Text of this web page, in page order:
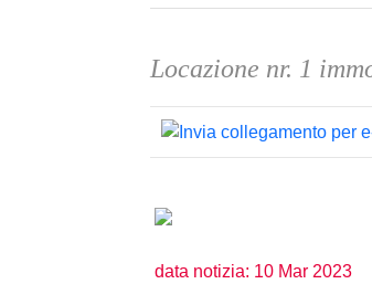
Locazione nr. 1
data notizia: 10 Mar 2023